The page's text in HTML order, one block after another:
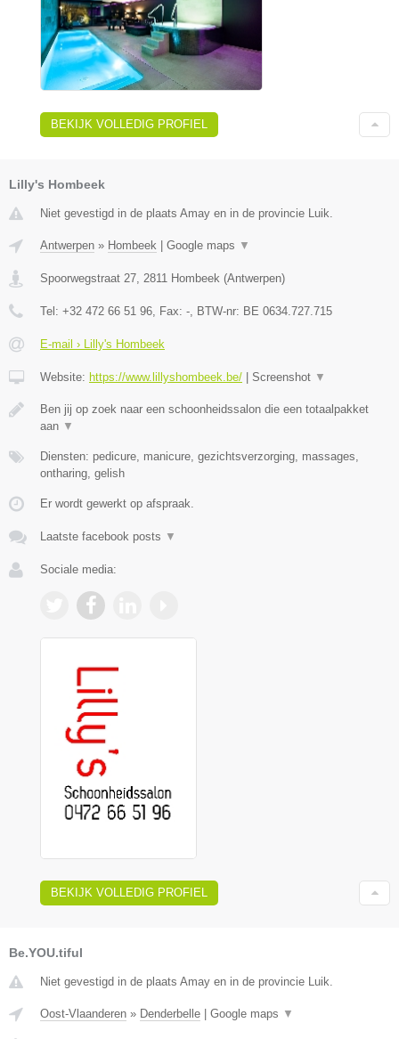
BEKIJK VOLLEDIG PROFIEL
Lilly's Hombeek
Niet gevestigd in de plaats Amay en in de provincie Luik.
Antwerpen » Hombeek Google maps ▼
Spoorwegstraat 27 2811 Hombeek (Antwerpen)
Tel: +32 472 66 51 96 , Fax: - , BTW-nr: BE 0634.727.715
E-mail › Lilly's Hombeek
Website: https://www.lillyshombeek.be/ Screenshot ▼
Ben jij op zoek naar een schoonheidssalon die een totaalpakket
aan ▼
Diensten: pedicure, manicure, gezichtsverzorging, massages,
ontharing, gelish
Er wordt gewerkt op afspraak.
Laatste facebook posts ▼
Sociale media:
BEKIJK VOLLEDIG PROFIEL
Be.YOU.tiful
Niet gevestigd in de plaats Amay en in de provincie Luik.
Oost-Vlaanderen » Denderbelle Google maps ▼